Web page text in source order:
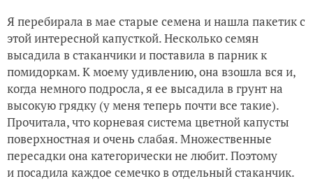
Я перебирала в мае старые семена и нашла пакетик с
этой интересной капусткой. Несколько семян
высадила в стаканчики и поставила в парник к
помидоркам. К моему удивлению, она взошла вся и,
когда немного подросла, я ее высадила в грунт на
высокую грядку (у меня теперь почти все такие).
Прочитала, что корневая система цветной капусты
поверхностная и очень слабая. Множественные
пересадки она категорически не любит. Поэтому
и посадила каждое семечко в отдельный стаканчик.